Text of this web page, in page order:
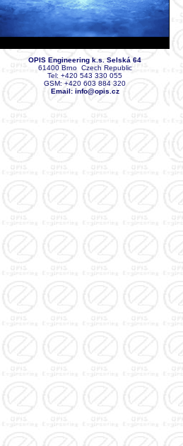
OPIS Engineering k.s. Selská 64
61400 Brno Czech Republic
Tel: +420 543 330 055
GSM: +420 603 884 320
Email:info@opis.cz